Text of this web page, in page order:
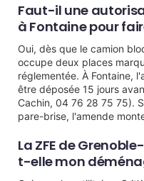
Faut-il une
à Fontaine pour
Oui, dès que le camion
occupe deux places
réglementée. À Fontaine,
être déposée 15 jours
Cachin, 04 76 28 75 75).
pare-brise, l'amende
La ZFE de
t-elle mon